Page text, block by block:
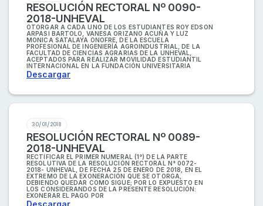
RESOLUCIÓN RECTORAL Nº 0090-
2018-UNHEVAL
OTORGAR A CADA UNO DE LOS ESTUDIANTES ROY EDSON
ARPASI BARTOLO, VANESA ORIZANO ACUÑA Y LUZ
MONICA SATALAYA ONOFRE, DE LA ESCUELA
PROFESIONAL DE INGENIERÍA AGROINDUSTRIAL, DE LA
FACULTAD DE CIENCIAS AGRARIAS DE LA UNHEVAL,
ACEPTADOS PARA REALIZAR MOVILIDAD ESTUDIANTIL
INTERNACIONAL EN LA FUNDACIÓN UNIVERSITARIA
Descargar
30/01/2018
RESOLUCIÓN RECTORAL Nº 0089-
2018-UNHEVAL
RECTIFICAR EL PRIMER NUMERAL (1°) DE LA PARTE
RESOLUTIVA DE LA RESOLUCIÓN RECTORAL N° 0072-
2018- UNHEVAL, DE FECHA 25 DE ENERO DE 2018, EN EL
EXTREMO DE LA EXONERACIÓN QUE SE OTORGA,
DEBIENDO QUEDAR COMO SIGUE; POR LO EXPUESTO EN
LOS CONSIDERANDOS DE LA PRESENTE RESOLUCIÓN:
EXONERAR EL PAGO POR
Descargar